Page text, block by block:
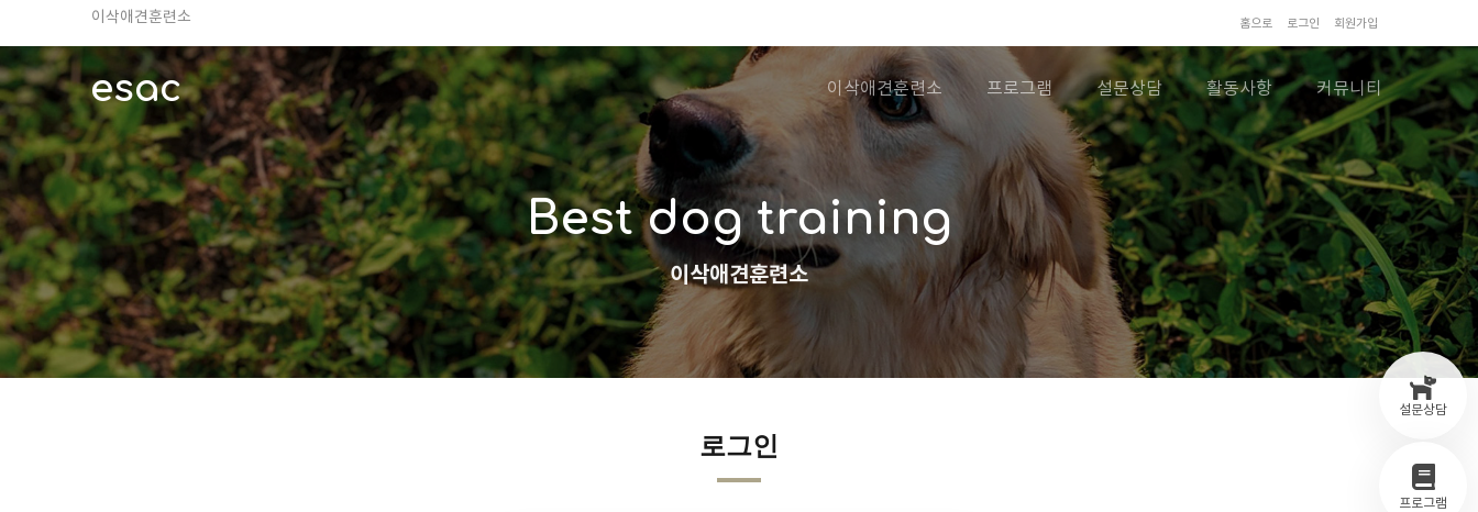
TV 동물농장 아저씨
안전하고 행복한 펫티켓 선도!
경기도 화성시 봉담읍 위치
이찬종, 이웅종 소장 소개
홈으로 로그인 회원가입
esac 이삭애견훈련소 프로그램 설문상담 활동사항 커뮤니티
설문상담
프로그램
Best dog training
이삭애견훈련소
로그인